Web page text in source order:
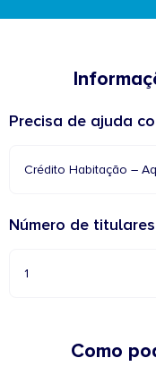
Precisa de ajuda
Crédito Habitação –
Número de titulares
1
Como